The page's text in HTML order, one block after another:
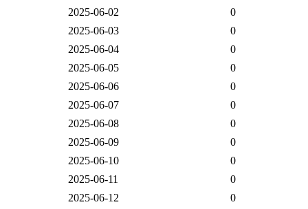
2025-06-02
0
2025-06-03
0
2025-06-04
0
2025-06-05
0
2025-06-06
0
2025-06-07
0
2025-06-08
0
2025-06-09
0
2025-06-10
0
2025-06-11
0
2025-06-12
0